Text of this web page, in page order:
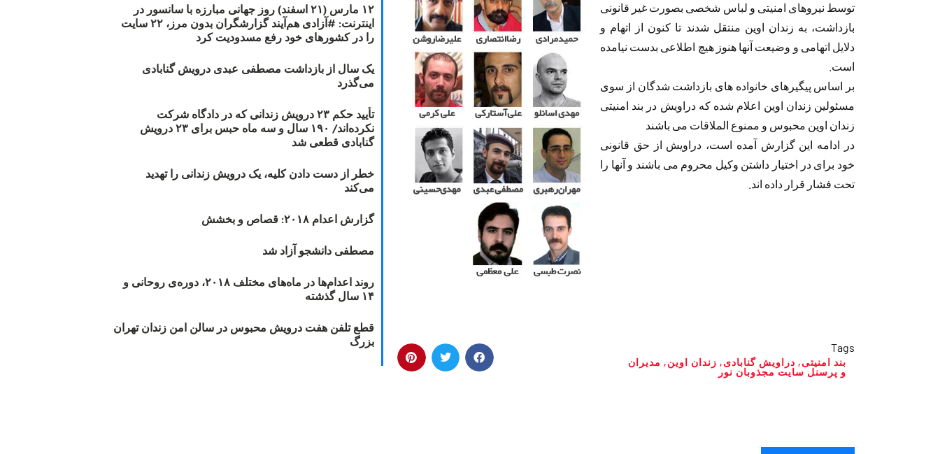
توسط نیروهای امنیتی و لباس شخصی بصورت غیر قانونی
بازداشت، به زندان اوین منتقل شدند تا کنون از اتهام و
دلایل اتهامی و وضیعت آنها هنوز هیچ اطلاعی بدست نیامده
است.
بر اساس پیگیرهای خانواده های بازداشت شدگان از سوی
مسئولین زندان اوین اعلام شده که دراویش در بند امنیتی
زندان اوین محبوس و ممنوع الملاقات می باشند
در ادامه این گزارش آمده است، دراویش از حق قانونی
خود برای در اختیار داشتن وکیل محروم می باشند و آنها را
تحت فشار قرار داده اند.
Tags
بند امنیتی, دراویش گنابادی, زندان اوین, مدیران
و پرسنل سایت مجذوبان نور
۱۲ مارس (۲۱ اسفند) روز جهانی مبارزه با سانسور در
اینترنت: #آزادی هم‌آیند گزارشگران‌ بدون مرز، ۲۲ سایت
را در کشورهای خود رفع مسدودیت کرد
یک سال از بازداشت مصطفی عبدی درویش گنابادی
می‌گذرد
تأیید حکم ۲۳ درویش زندانی که در دادگاه شرکت
نکرده‌اند/ ۱۹۰ سال و سه ماه حبس برای ۲۳ درویش
گنابادی قطعی شد
خطر از دست دادن کلیه، یک درویش زندانی را تهدید
می‌کند
گزارش اعدام ۲۰۱۸: قصاص و بخشش
مصطفی دانشجو آزاد شد
روند اعدام‌ها در ماه‌های مختلف ۲۰۱۸، دوره‌ی روحانی و
۱۴ سال گذشته
قطع تلفن هفت درویش محبوس در سالن امن زندان تهران
بزرگ